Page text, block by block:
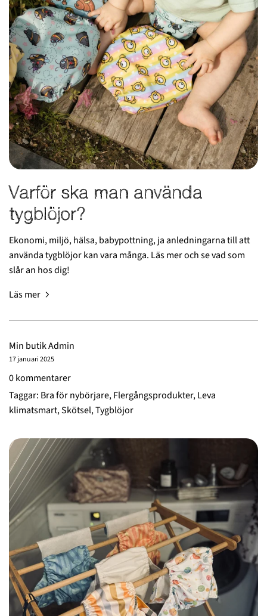
Varför ska man använda
tygblöjor?
Ekonomi, miljö, hälsa, babypottning, ja anledningarna till att
använda tygblöjor kan vara många. Läs mer och se vad som
slår an hos dig!
Läs mer
Min butik Admin
17 januari 2025
0 kommentarer
Taggar: Bra för nybörjare,Flergångsprodukter,Leva
klimatsmart,Skötsel,Tygblöjor